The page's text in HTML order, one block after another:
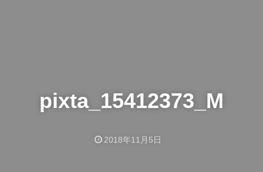
pixta_15412373_M
2018年11月5日